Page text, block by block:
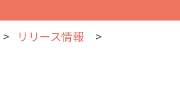
リリース情報